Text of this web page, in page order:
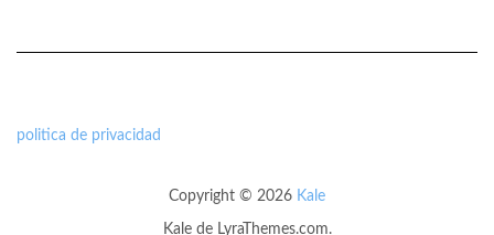
politica de privacidad
Copyright © 2026 Kale
Kalede LyraThemes.com.